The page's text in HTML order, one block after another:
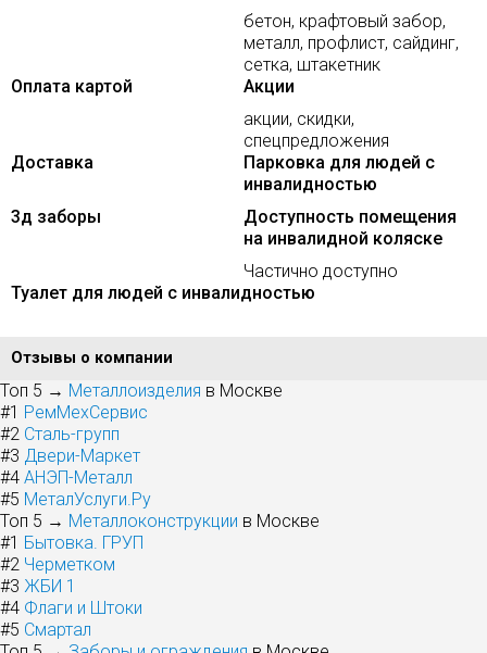
бетон, крафтовый забор,
металл, профлист, сайдинг,
сетка, штакетник
Оплата картой
Акции
акции, скидки,
спецпредложения
Доставка
Парковка для людей с
инвалидностью
3д заборы
Доступность помещения
на инвалидной коляске
Частично доступно
Туалет для людей с инвалидностью
Отзывы о компании
Топ 5 → Металлоизделия в Москве
#1 РемМехСервис
#2 Сталь-групп
#3 Двери-Маркет
#4 АНЭП-Металл
#5 МеталУслуги.Ру
Топ 5 → Металлоконструкции в Москве
#1 Бытовка. ГРУП
#2 Черметком
#3 ЖБИ 1
#4 Флаги и Штоки
#5 Смартал